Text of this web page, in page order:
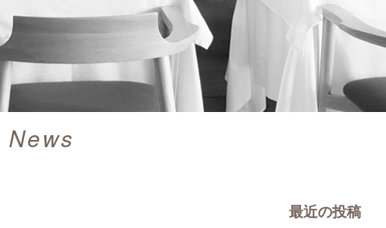
News
最近の投稿